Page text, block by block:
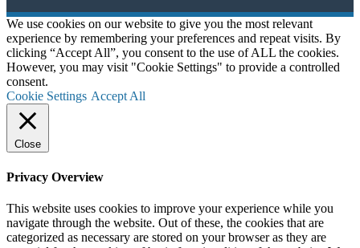
We use cookies on our website to give you the most relevant
experience by remembering your preferences and repeat visits. By
clicking “Accept All”, you consent to the use of ALL the cookies.
However, you may visit "Cookie Settings" to provide a controlled
consent.
Cookie Settings Accept All
Close
Privacy Overview
This website uses cookies to improve your experience while you
navigate through the website. Out of these, the cookies that are
categorized as necessary are stored on your browser as they are